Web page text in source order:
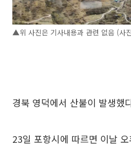
▲위 사진은 기사내용과 관련 없음 (사
경북 영덕에서 산불이 발생했
23일 포항시에 따르면 이날